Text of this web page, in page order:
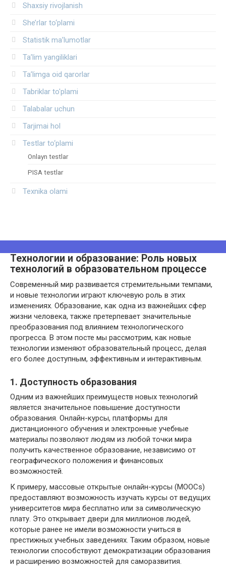
Shaxsiy rivojlanish
She’rlar to‘plami
Statistik ma’lumotlar
Ta’lim yangiliklari
Ta’limga oid qarorlar
Tabriklar to'plami
Talabalar uchun
Tarjimai hol
Testlar to‘plami
Onlayn testlar
PISA testlar
Texnika olami
Технологии и образование: Роль новых
технологий в образовательном процессе
Современный мир развивается стремительными темпами,
и новые технологии играют ключевую роль в этих
изменениях. Образование, как одна из важнейших сфер
жизни человека, также претерпевает значительные
преобразования под влиянием технологического
прогресса. В этом посте мы рассмотрим, как новые
технологии изменяют образовательный процесс, делая
его более доступным, эффективным и интерактивным.
1. Доступность образования
Одним из важнейших преимуществ новых технологий
является значительное повышение доступности
образования. Онлайн-курсы, платформы для
дистанционного обучения и электронные учебные
материалы позволяют людям из любой точки мира
получить качественное образование, независимо от
географического положения и финансовых
возможностей.
К примеру, массовые открытые онлайн-курсы (MOOCs)
предоставляют возможность изучать курсы от ведущих
университетов мира бесплатно или за символическую
плату. Это открывает двери для миллионов людей,
которые ранее не имели возможности учиться в
престижных учебных заведениях. Таким образом, новые
технологии способствуют демократизации образования
и расширению возможностей для саморазвития.